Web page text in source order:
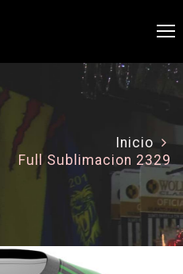
Inicio
Full Sublimacion 2329